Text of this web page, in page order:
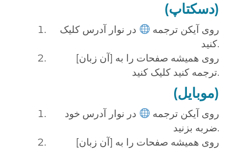
(دسکتاپ)
روی آیکن ترجمه
در نوار آدرس کلیک
کنید.
روی همیشه صفحات را به [آن زبان]
ترجمه کنید کلیک کنید.
(موبایل)
روی آیکن ترجمه
در نوار آدرس خود
ضربه بزنید.
روی همیشه صفحات را به [آن زبان]